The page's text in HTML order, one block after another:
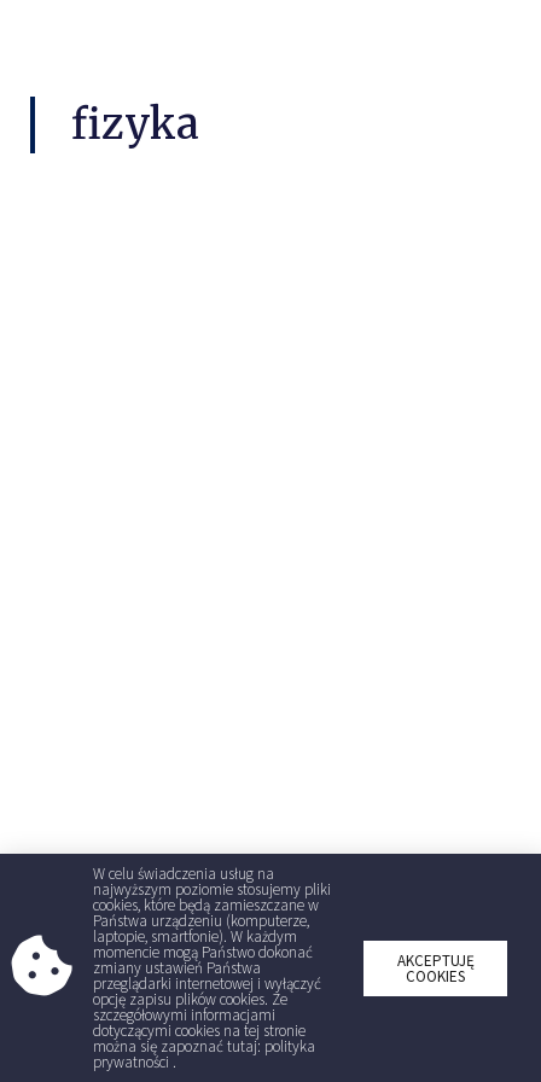
fizyka
W celu świadczenia usług na
najwyższym poziomie stosujemy pliki
cookies, które będą zamieszczane w
Państwa urządzeniu (komputerze,
laptopie, smartfonie). W każdym
momencie mogą Państwo dokonać
zmiany ustawień Państwa
przeglądarki internetowej i wyłączyć
opcję zapisu plików cookies. Ze
szczegółowymi informacjami
dotyczącymi cookies na tej stronie
można się zapoznać tutaj: polityka
prywatności .
AKCEPTUJĘ
COOKIES